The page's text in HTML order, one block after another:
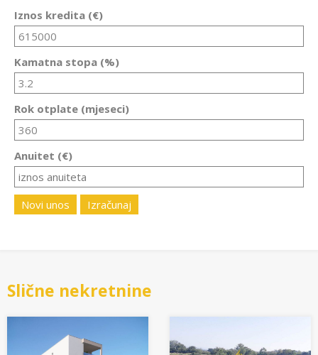
Iznos kredita (€)
Kamatna stopa (%)
Rok otplate (mjeseci)
Anuitet (€)
Novi unos Izračunaj
Slične nekretnine